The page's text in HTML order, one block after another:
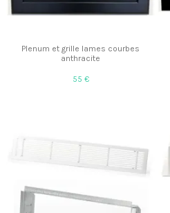
Plenum et grille lames courbes
anthracite
55 €